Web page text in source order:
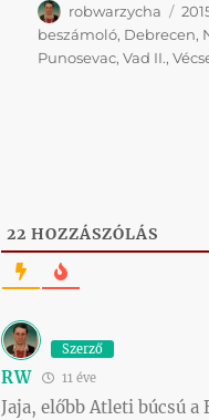
Szerző
robwarzycha
beszámoló, Debrecen,
Punosevac,Vad II.,
22 HOZZÁSZÓLÁS
Szerző
RW 11 éve
Jaja, előbb Atleti búcsú